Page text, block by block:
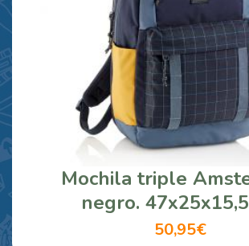
Mochila triple
negro.
50,95€